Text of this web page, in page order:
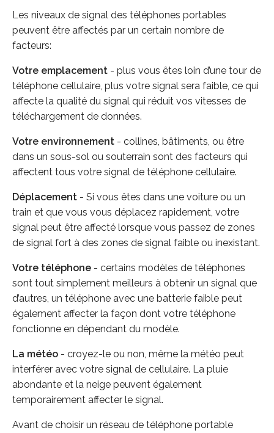
Les niveaux de signal des téléphones portables
peuvent être affectés par un certain nombre de
facteurs:
Votre emplacement - plus vous êtes loin d’une tour de
téléphone cellulaire, plus votre signal sera faible, ce qui
affecte la qualité du signal qui réduit vos vitesses de
téléchargement de données.
Votre environnement - collines, bâtiments, ou être
dans un sous-sol ou souterrain sont des facteurs qui
affectent tous votre signal de téléphone cellulaire.
Déplacement - Si vous êtes dans une voiture ou un
train et que vous vous déplacez rapidement, votre
signal peut être affecté lorsque vous passez de zones
de signal fort à des zones de signal faible ou inexistant.
Votre téléphone - certains modèles de téléphones
sont tout simplement meilleurs à obtenir un signal que
d’autres, un téléphone avec une batterie faible peut
également affecter la façon dont votre téléphone
fonctionne en dépendant du modèle.
La météo - croyez-le ou non, même la météo peut
interférer avec votre signal de cellulaire. La pluie
abondante et la neige peuvent également
temporairement affecter le signal.
Avant de choisir un réseau de téléphone portable